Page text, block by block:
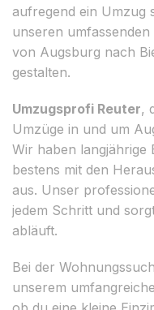
aufregend ein Umzug
unseren
von Augsburg nach
gestalten.
Umzugsprofi Reuter,
Umzüge in und um
Wir haben
bestens mit den
aus. Unser
jedem Schritt und
abläuft.
Bei der
unserem